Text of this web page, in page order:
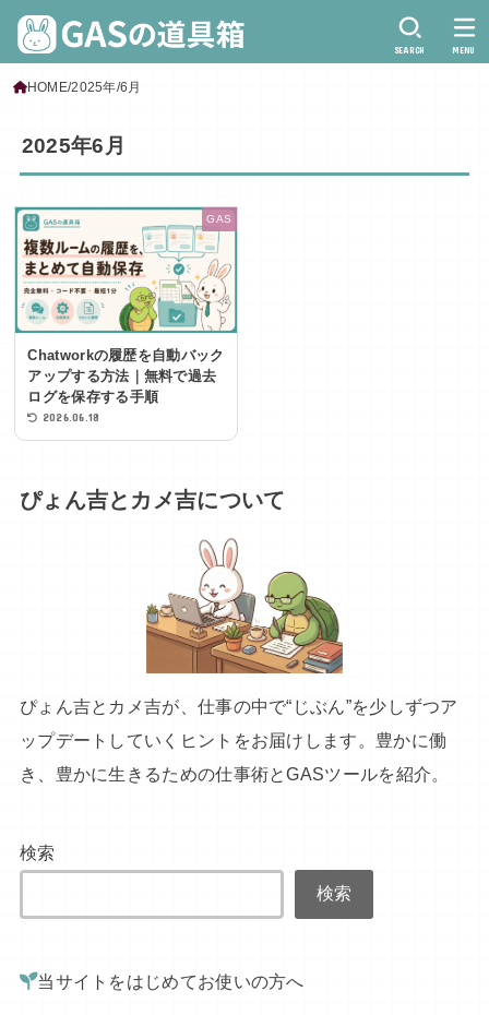
SEARCH MENU
HOME 2025年 6月
2025年6月
GAS
Chatworkの履歴を自動バック
アップする方法｜無料で過去
ログを保存する手順
2026.06.18
ぴょん吉とカメ吉について
ぴょん吉とカメ吉が、仕事の中で“じぶん”を少しずつア
ップデートしていくヒントをお届けします。豊かに働
き、豊かに生きるための仕事術とGASツールを紹介。
検索
検索
当サイトをはじめてお使いの方へ